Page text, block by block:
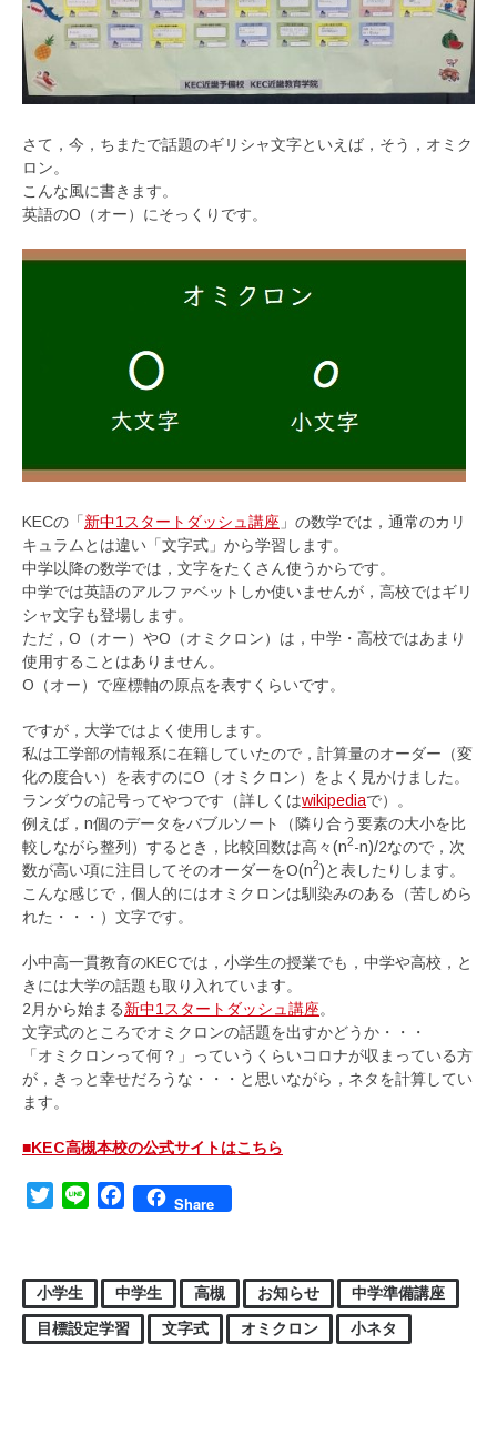
さて，今，ちまたで話題のギリシャ文字といえば，そう，オミク
ロン。
こんな風に書きます。
英語のO（オー）にそっくりです。
KECの「新中1スタートダッシュ講座 」の数学では，通常のカリ
キュラムとは違い「文字式」から学習します。
中学以降の数学では，文字をたくさん使うからです。
中学では英語のアルファベットしか使いませんが，高校ではギリ
シャ文字も登場します。
ただ，O（オー）やΟ（オミクロン）は，中学・高校ではあまり
使用することはありません。
O（オー）で座標軸の原点を表すくらいです。
ですが，大学ではよく使用します。
私は工学部の情報系に在籍していたので，計算量のオーダー（変
化の度合い）を表すのにΟ（オミクロン）をよく見かけました。
ランダウの記号ってやつです（詳しくはwikipediaで）。
例えば，n個のデータをバブルソート（隣り合う要素の大小を比
較しながら整列）するとき，比較回数は高々(n2-n)/2なので，次
数が高い項に注目してそのオーダーをΟ(n2)と表したりします。
こんな感じで，個人的にはオミクロンは馴染みのある（苦しめら
れた・・・）文字です。
小中高一貫教育のKECでは，小学生の授業でも，中学や高校，と
きには大学の話題も取り入れています。
2月から始まる新中1スタートダッシュ講座。
文字式のところでオミクロンの話題を出すかどうか・・・
「オミクロンって何？」っていうくらいコロナが収まっている方
が，きっと幸せだろうな・・・と思いながら，ネタを計算してい
ます。
■KEC高槻本校の公式サイトはこちら
TwitterLine FacebookShare
小学生 中学生 高槻 お知らせ
中学準備講座
目標設定学習
文字式 オミクロン 小ネタ